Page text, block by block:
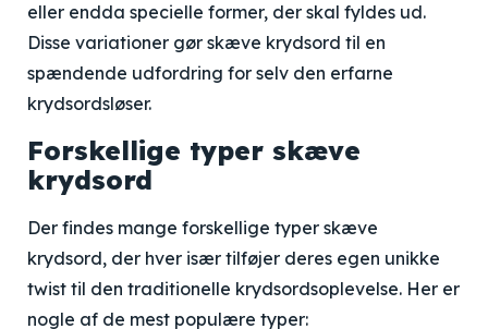
eller endda specielle former, der skal fyldes ud.
Disse variationer gør skæve krydsord til en
spændende udfordring for selv den erfarne
krydsordsløser.
Forskellige typer skæve
krydsord
Der findes mange forskellige typer skæve
krydsord, der hver især tilføjer deres egen unikke
twist til den traditionelle krydsordsoplevelse. Her er
nogle af de mest populære typer: